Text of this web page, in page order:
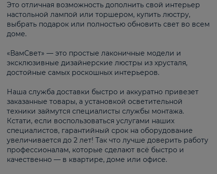
Это отличная возможность дополнить свой интерьер
настольной лампой или торшером, купить люстру,
выбрать подарок или полностью обновить свет во всем
доме.
«ВамСвет» — это простые лаконичные модели и
эксклюзивные дизайнерские люстры из хрусталя,
достойные самых роскошных интерьеров.
Наша служба доставки быстро и аккуратно привезет
заказанные товары, а установкой осветительной
техники займутся специалисты службы монтажа.
Кстати, если воспользоваться услугами наших
специалистов, гарантийный срок на оборудование
увеличивается до 2 лет! Так что лучше доверить работу
профессионалам, которые сделают всё быстро и
качественно — в квартире, доме или офисе.